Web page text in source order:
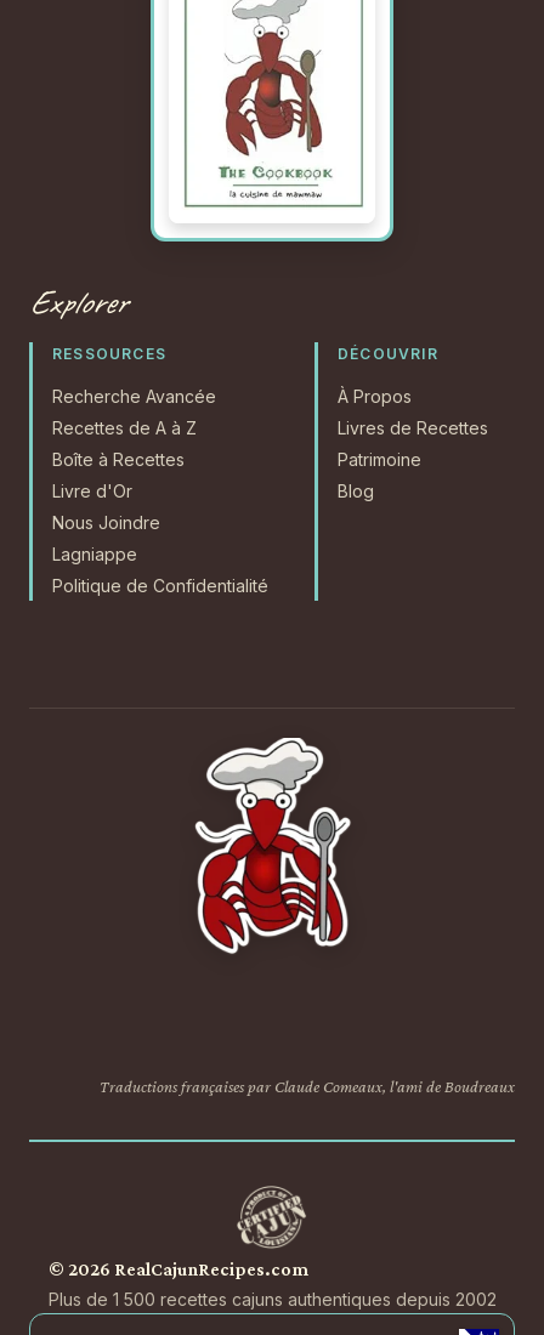
Explorer
RESSOURCES
Recherche Avancée
Recettes de A à Z
Boîte à Recettes
Livre d'Or
Nous Joindre
Lagniappe
Politique de Confidentialité
DÉCOUVRIR
À Propos
Livres de Recettes
Patrimoine
Blog
Traductions françaises par Claude Comeaux, l'ami de Boudreaux
© 2026 RealCajunRecipes.com
Plus de 1 500 recettes cajuns authentiques depuis 2002